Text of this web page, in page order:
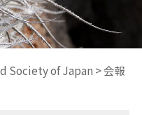
Society of Japan >会報